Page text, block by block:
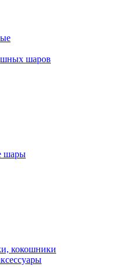
шаров
шары
кокошники